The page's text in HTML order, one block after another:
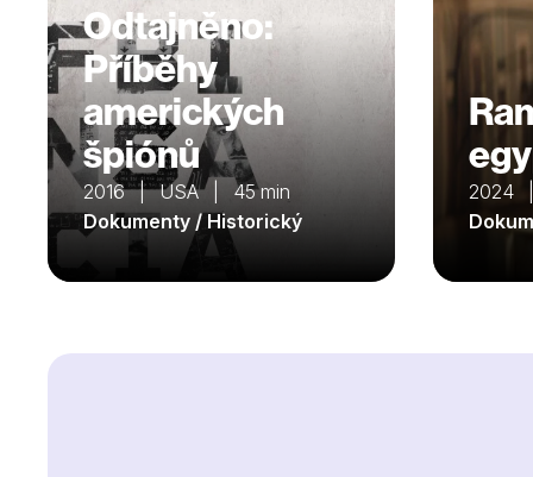
Odtajněno:
Příběhy
amerických
špiónů
2016 | USA | 45 min
Dokumenty / Historický
2024